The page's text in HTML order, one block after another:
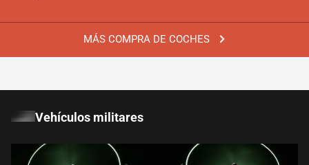
MÁS COMPRA DE COCHES
Vehículos militares